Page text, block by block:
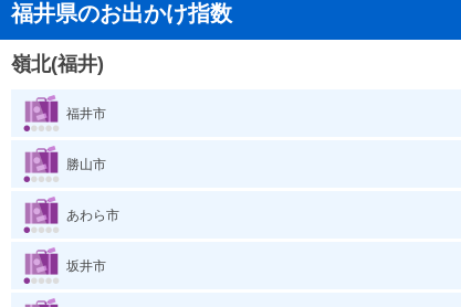
福井県のお出かけ指数
嶺北(福井)
福井市
勝山市
あわら市
坂井市